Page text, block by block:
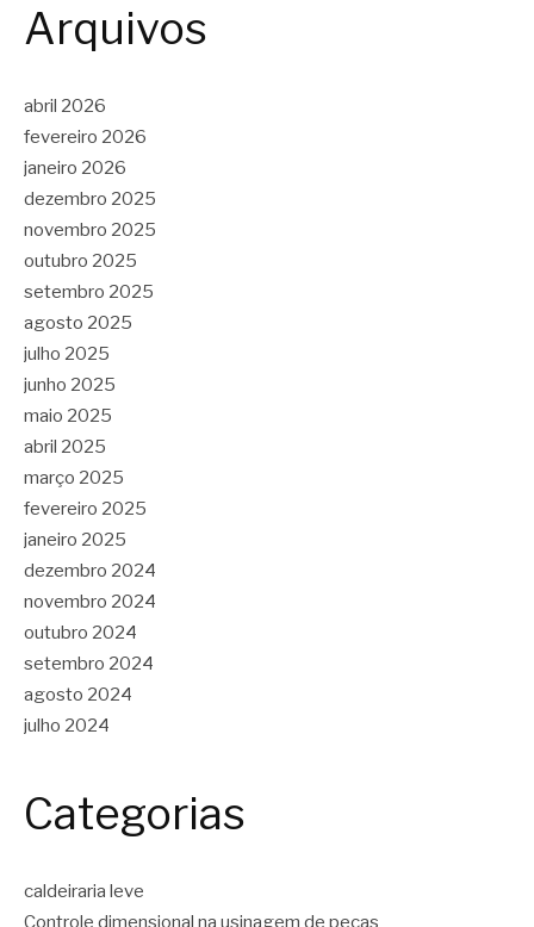
Arquivos
abril 2026
fevereiro 2026
janeiro 2026
dezembro 2025
novembro 2025
outubro 2025
setembro 2025
agosto 2025
julho 2025
junho 2025
maio 2025
abril 2025
março 2025
fevereiro 2025
janeiro 2025
dezembro 2024
novembro 2024
outubro 2024
setembro 2024
agosto 2024
julho 2024
Categorias
caldeiraria leve